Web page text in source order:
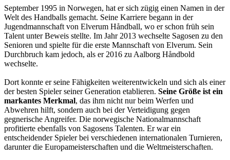
September 1995 in Norwegen, hat er sich zügig einen Namen in der
Welt des Handballs gemacht. Seine Karriere begann in der
Jugendmannschaft von Elverum Håndball, wo er schon früh sein
Talent unter Beweis stellte. Im Jahr 2013 wechselte Sagosen zu den
Senioren und spielte für die erste Mannschaft von Elverum. Sein
Durchbruch kam jedoch, als er 2016 zu Aalborg Håndbold
wechselte.
Dort konnte er seine Fähigkeiten weiterentwickeln und sich als einer
der besten Spieler seiner Generation etablieren. Seine Größe ist ein
markantes Merkmal, das ihm nicht nur beim Werfen und
Abwehren hilft, sondern auch bei der Verteidigung gegen
gegnerische Angreifer. Die norwegische Nationalmannschaft
profitierte ebenfalls von Sagosens Talenten. Er war ein
entscheidender Spieler bei verschiedenen internationalen Turnieren,
darunter die Europameisterschaften und die Weltmeisterschaften.